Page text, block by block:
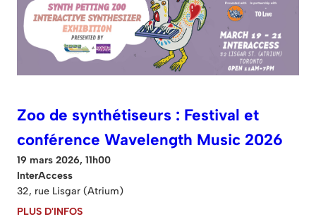
Zoo de synthétiseurs : Festival et
conférence Wavelength Music 2026
19 mars 2026, 11h00
InterAccess
32, rue Lisgar (Atrium)
PLUS D'INFOS